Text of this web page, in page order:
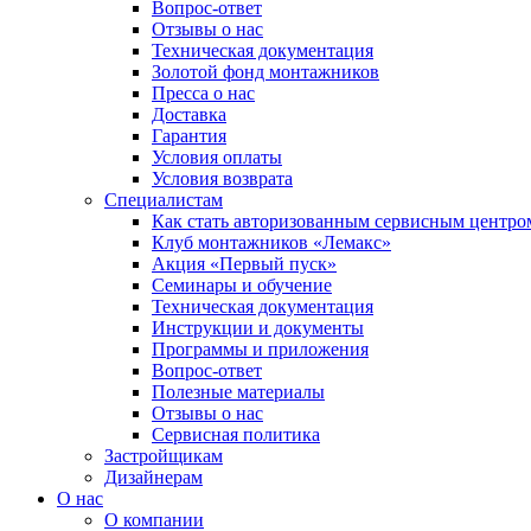
Вопрос-ответ
Отзывы о нас
Техническая документация
Золотой фонд монтажников
Пресса о нас
Доставка
Гарантия
Условия оплаты
Условия возврата
Специалистам
Как стать авторизованным сервисным
Клуб монтажников «Лемакс»
Акция «Первый пуск»
Семинары и обучение
Техническая документация
Инструкции и документы
Программы и приложения
Вопрос-ответ
Полезные материалы
Отзывы о нас
Сервисная политика
Застройщикам
Дизайнерам
О нас
О компании